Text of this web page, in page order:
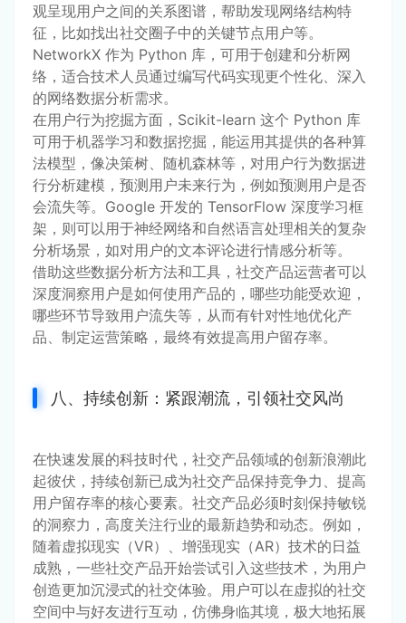
观呈现用户之间的关系图谱，帮助发现网络结构特
征，比如找出社交圈子中的关键节点用户等。
NetworkX 作为 Python 库，可用于创建和分析网
络，适合技术人员通过编写代码实现更个性化、深入
的网络数据分析需求。
在用户行为挖掘方面，Scikit-learn 这个 Python 库
可用于机器学习和数据挖掘，能运用其提供的各种算
法模型，像决策树、随机森林等，对用户行为数据进
行分析建模，预测用户未来行为，例如预测用户是否
会流失等。Google 开发的 TensorFlow 深度学习框
架，则可以用于神经网络和自然语言处理相关的复杂
分析场景，如对用户的文本评论进行情感分析等。
借助这些数据分析方法和工具，社交产品运营者可以
深度洞察用户是如何使用产品的，哪些功能受欢迎，
哪些环节导致用户流失等，从而有针对性地优化产
品、制定运营策略，最终有效提高用户留存率。
八、持续创新：紧跟潮流，引领社交风尚
在快速发展的科技时代，社交产品领域的创新浪潮此
起彼伏，持续创新已成为社交产品保持竞争力、提高
用户留存率的核心要素。社交产品必须时刻保持敏锐
的洞察力，高度关注行业的最新趋势和动态。例如，
随着虚拟现实（VR）、增强现实（AR）技术的日益
成熟，一些社交产品开始尝试引入这些技术，为用户
创造更加沉浸式的社交体验。用户可以在虚拟的社交
空间中与好友进行互动，仿佛身临其境，极大地拓展